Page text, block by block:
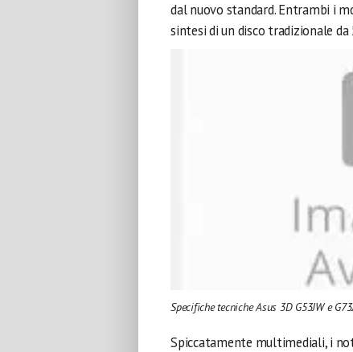
dal nuovo standard. Entrambi i
sintesi di un disco tradizionale da
Specifiche tecniche Asus 3D G53JW e
Spiccatamente multimediali, i